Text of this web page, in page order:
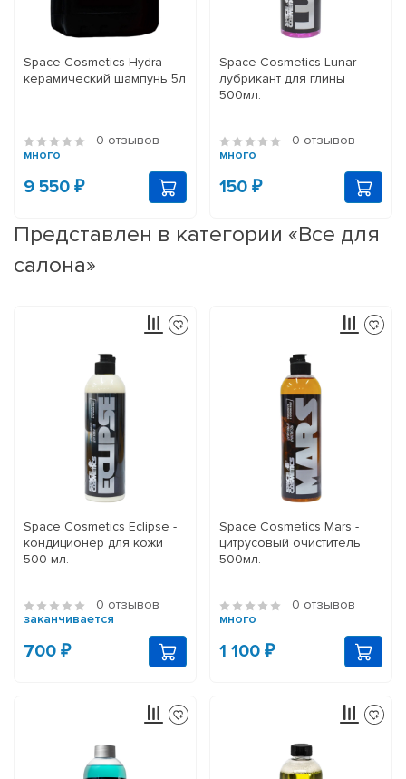
Space Cosmetics Hydra -
керамический шампунь 5л
0 отзывов
много
9 550 ₽
Space Cosmetics Lunar -
лубрикант для глины
500мл.
0 отзывов
много
150 ₽
Представлен в категории «Все для
салона»
Space Cosmetics Eclipse -
кондиционер для кожи
500 мл.
0 отзывов
заканчивается
700 ₽
Space Cosmetics Mars -
цитрусовый очиститель
500мл.
0 отзывов
много
1 100 ₽